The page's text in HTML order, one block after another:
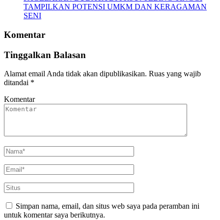
TAMPILKAN POTENSI UMKM DAN KERAGAMAN
SENI
Komentar
Tinggalkan Balasan
Alamat email Anda tidak akan dipublikasikan. Ruas yang wajib
ditandai *
Komentar
Simpan nama, email, dan situs web saya pada peramban ini
untuk komentar saya berikutnya.